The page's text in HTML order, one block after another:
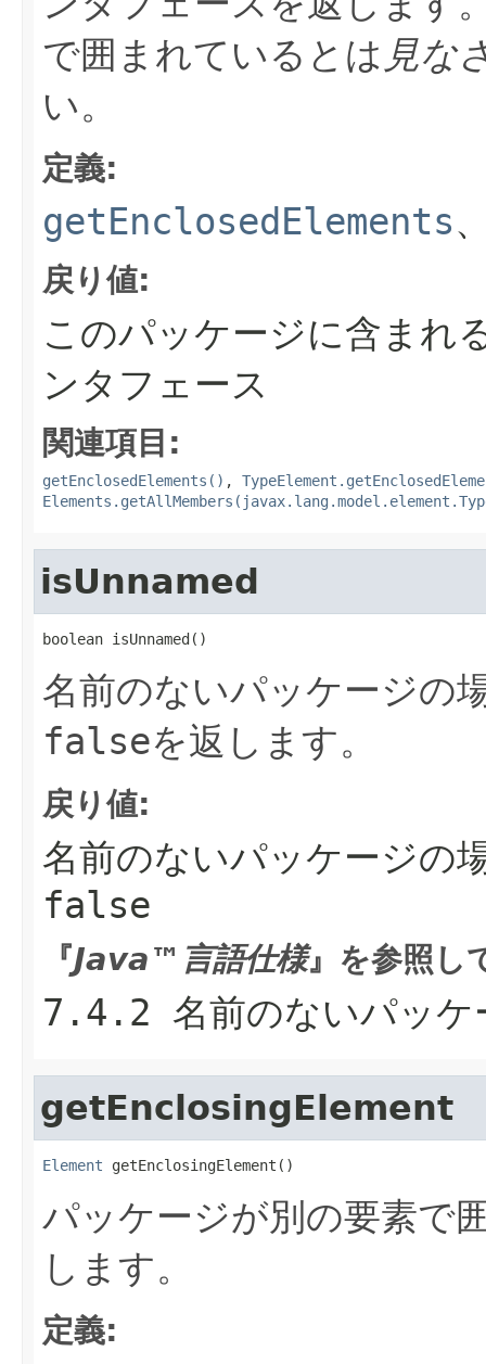
で囲まれているとは 見な
い。
定義:
getEnclosedElements
戻り値:
このパッケージに含まれ
ンタフェース
関連項目:
getEnclosedElements() ,
isUnnamed
boolean isUnnamed()
名前のないパッケージの
falseを返します。
戻り値:
名前のないパッケージの
false
『Java™言語仕様』を参照し
7.4.2 名前のないパッケ
getEnclosingElement
Element getEnclosingElement()
パッケージが別の要素で
します。
定義: